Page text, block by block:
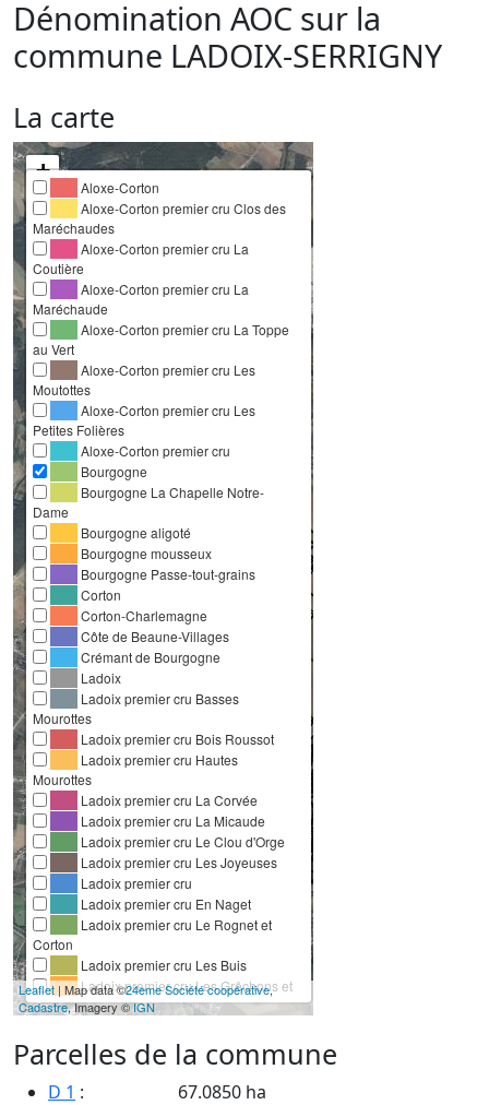
Dénomination AOC sur la
commune LADOIX-SERRIGNY
La carte
+
−
Aloxe-Corton
Aloxe-Corton premier cru Clos des
Maréchaudes
Aloxe-Corton premier cru La
Coutière
Aloxe-Corton premier cru La
Maréchaude
Aloxe-Corton premier cru La Toppe
au Vert
Aloxe-Corton premier cru Les
Moutottes
Aloxe-Corton premier cru Les
Petites Folières
Aloxe-Corton premier cru
Bourgogne
Bourgogne La Chapelle Notre-
Dame
Bourgogne aligoté
Bourgogne mousseux
Bourgogne Passe-tout-grains
Corton
Corton-Charlemagne
Côte de Beaune-Villages
Crémant de Bourgogne
Ladoix
Ladoix premier cru Basses
Mourottes
Ladoix premier cru Bois Roussot
Ladoix premier cru Hautes
Mourottes
Ladoix premier cru La Corvée
Ladoix premier cru La Micaude
Ladoix premier cru Le Clou d'Orge
Ladoix premier cru Les Joyeuses
Ladoix premier cru
Ladoix premier cru En Naget
Ladoix premier cru Le Rognet et
Corton
Ladoix premier cru Les Buis
Ladoix premier cru Les Grêchons et
Foutrières
Coteaux Bourguignons ou
Bourgogne grand ordinaire ou Bourgogne
ordinaire
Leaflet | Map data ©24eme Société coopérative,
Cadastre, Imagery ©IGN
Parcelles de la commune
D 1 :
67.0850 ha